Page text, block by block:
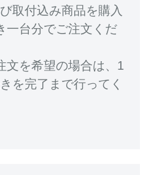
取付込み商品を購入
一台分でご注文くだ
を希望の場合は、1
を完了まで行ってく